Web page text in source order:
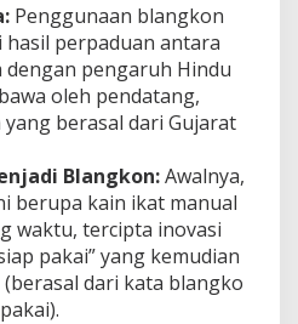
Penggunaan blangkon
hasil perpaduan antara
dengan pengaruh Hindu
oleh pendatang,
berasal dari Gujarat
Blangkon:Awalnya,
berupa kain ikat manual
waktu, tercipta inovasi
pakai” yang kemudian
dari kata blangko